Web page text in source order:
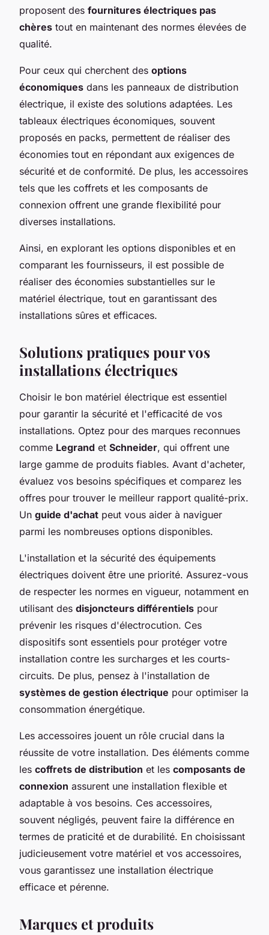
proposent des fournitures électriques pas
chères tout en maintenant des normes élevées de
qualité.
Pour ceux qui cherchent des options
économiques dans les panneaux de distribution
électrique, il existe des solutions adaptées. Les
tableaux électriques économiques, souvent
proposés en packs, permettent de réaliser des
économies tout en répondant aux exigences de
sécurité et de conformité. De plus, les accessoires
tels que les coffrets et les composants de
connexion offrent une grande flexibilité pour
diverses installations.
Ainsi, en explorant les options disponibles et en
comparant les fournisseurs, il est possible de
réaliser des économies substantielles sur le
matériel électrique, tout en garantissant des
installations sûres et efficaces.
Solutions pratiques pour vos
installations électriques
Choisir le bon matériel électrique est essentiel
pour garantir la sécurité et l'efficacité de vos
installations. Optez pour des marques reconnues
comme Legrand et Schneider, qui offrent une
large gamme de produits fiables. Avant d'acheter,
évaluez vos besoins spécifiques et comparez les
offres pour trouver le meilleur rapport qualité-prix.
Un guide d'achat peut vous aider à naviguer
parmi les nombreuses options disponibles.
L'installation et la sécurité des équipements
électriques doivent être une priorité. Assurez-vous
de respecter les normes en vigueur, notamment en
utilisant des disjoncteurs différentiels pour
prévenir les risques d'électrocution. Ces
dispositifs sont essentiels pour protéger votre
installation contre les surcharges et les courts-
circuits. De plus, pensez à l'installation de
systèmes de gestion électrique pour optimiser la
consommation énergétique.
Les accessoires jouent un rôle crucial dans la
réussite de votre installation. Des éléments comme
les coffrets de distribution et les composants de
connexion assurent une installation flexible et
adaptable à vos besoins. Ces accessoires,
souvent négligés, peuvent faire la différence en
termes de praticité et de durabilité. En choisissant
judicieusement votre matériel et vos accessoires,
vous garantissez une installation électrique
efficace et pérenne.
Marques et produits